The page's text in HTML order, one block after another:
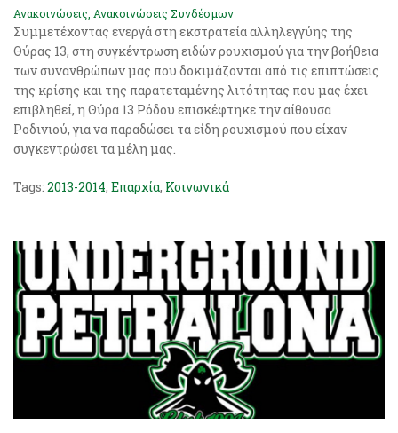
Ανακοινώσεις Ανακοινώσεις Συνδέσμων
Συμμετέχοντας ενεργά στη εκστρατεία αλληλεγγύης της
Θύρας 13, στη συγκέντρωση ειδών ρουχισμού για την βοήθεια
των συνανθρώπων μας που δοκιμάζονται από τις επιπτώσεις
της κρίσης και της παρατεταμένης λιτότητας που μας έχει
επιβληθεί, η Θύρα 13 Ρόδου επισκέφτηκε την αίθουσα
Ροδινιού, για να παραδώσει τα είδη ρουχισμού που είχαν
συγκεντρώσει τα μέλη μας.
Tags: 2013-2014, Επαρχία, Κοινωνικά